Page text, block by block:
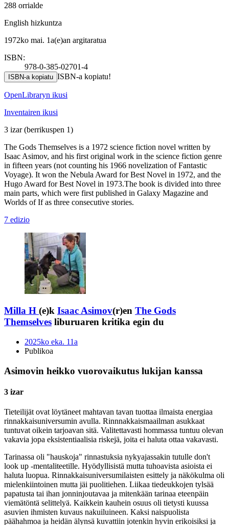
288 orrialde
English hizkuntza
1972ko mai. 1a(e)an argitaratua
ISBN:
978-0-385-02701-4
ISBN-a kopiatu ISBN-a kopiatu!
OpenLibraryn ikusi
Inventairen ikusi
3 izar(berrikuspen 1)
The Gods Themselves is a 1972 science fiction novel written by
Isaac Asimov, and his first original work in the science fiction genre
in fifteen years (not counting his 1966 novelization of Fantastic
Voyage). It won the Nebula Award for Best Novel in 1972, and the
Hugo Award for Best Novel in 1973.The book is divided into three
main parts, which were first published in Galaxy Magazine and
Worlds of If as three consecutive stories.
7 edizio
Milla H (e)k Isaac Asimov(r)en The Gods
Themselves liburuaren kritika egin du
2025ko eka. 11a
Publikoa
Asimovin heikko vuorovaikutus lukijan kanssa
3 izar
Tieteilijät ovat löytäneet mahtavan tavan tuottaa ilmaista energiaa
rinnakkaisuniversumin avulla. Rinnnakkaismaailman asukkaat
tuntuvat oikein tarjoavan sitä. Valitettavasti hommassa tuntuu olevan
vakavia jopa eksistentiaalisia riskejä, joita ei haluta ottaa vakavasti.
Tarinassa oli "hauskoja" rinnastuksia nykyajassakin tutulle don't
look up -mentaliteetille. Hyödyllisistä mutta tuhoavista asioista ei
haluta luopua. Rinnakkaisuniversumilaisten esittely ja näkökulma oli
mielenkiintoinen mutta jäi puolitiehen. Liikaa tiedeukkojen tylsää
papatusta tai ihan jonninjoutavaa ja mitenkään tarinaa eteenpäin
viemätöntä selittelyä. Kaikkein kauhein osuus oli tietysti kuussa
asuvien ihmisten kuvaus nakuiluineen. Kaksi naispuolista
päähahmoa ja heidän älynsä kuvattiin jotenkin hyvin erikoisiksi ja